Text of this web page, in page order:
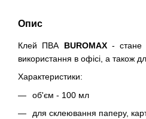
Опис
Клей ПВА BUROMAX- стане
використання в офісі, а також
Характеристики:
об'єм - 100 мл
для склеювання паперу,